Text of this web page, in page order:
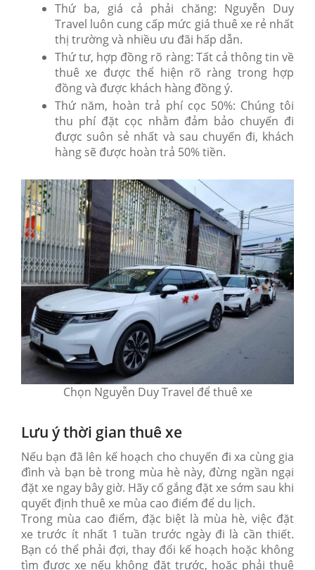
Thứ ba, giá cả phải chăng: Nguyễn Duy
Travel luôn cung cấp mức giá thuê xe rẻ nhất
thị trường và nhiều ưu đãi hấp dẫn.
Thứ tư, hợp đồng rõ ràng: Tất cả thông tin về
thuê xe được thể hiện rõ ràng trong hợp
đồng và được khách hàng đồng ý.
Thứ năm, hoàn trả phí cọc 50%: Chúng tôi
thu phí đặt cọc nhằm đảm bảo chuyến đi
được suôn sẻ nhất và sau chuyến đi, khách
hàng sẽ được hoàn trả 50% tiền.
Chọn Nguyễn Duy Travel để thuê xe
Lưu ý thời gian thuê xe
Nếu bạn đã lên kế hoạch cho chuyến đi xa cùng gia
đình và bạn bè trong mùa hè này, đừng ngần ngại
đặt xe ngay bây giờ. Hãy cố gắng đặt xe sớm sau khi
quyết định thuê xe mùa cao điểm để du lịch.
Trong mùa cao điểm, đặc biệt là mùa hè, việc đặt
xe trước ít nhất 1 tuần trước ngày đi là cần thiết.
Bạn có thể phải đợi, thay đổi kế hoạch hoặc không
tìm được xe nếu không đặt trước, hoặc phải thuê